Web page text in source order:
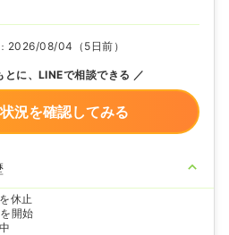
2026/08/04（5日前）
とに、LINEで相談できる
況を確認してみる
休止
開始